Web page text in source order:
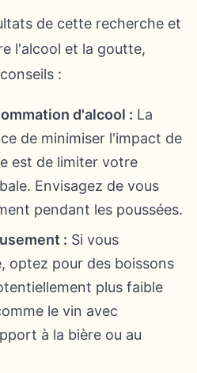
de cette recherche et
l'alcool et la goutte,
:
d'alcool : La
de minimiser l'impact de
est de limiter votre
Envisagez de vous
pendant les poussées.
: Si vous
optez pour des boissons
plus faible
le vin avec
à la bière ou au